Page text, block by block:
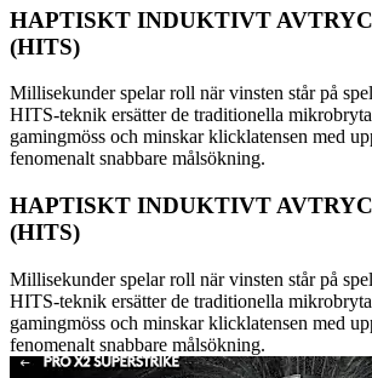
HAPTISKT INDUKTIVT
(HITS)
Millisekunder spelar roll när vinsten står på
HITS-teknik ersätter de traditionella
gamingmöss och minskar klicklatensen med
fenomenalt snabbare målsökning.
HAPTISKT INDUKTIVT
(HITS)
Millisekunder spelar roll när vinsten står på
HITS-teknik ersätter de traditionella
gamingmöss och minskar klicklatensen med
fenomenalt snabbare målsökning.